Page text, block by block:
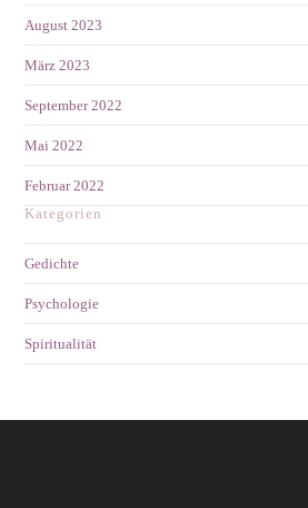
August 2023
März 2023
September 2022
Mai 2022
Februar 2022
Kategorien
Gedichte
Psychologie
Spiritualität